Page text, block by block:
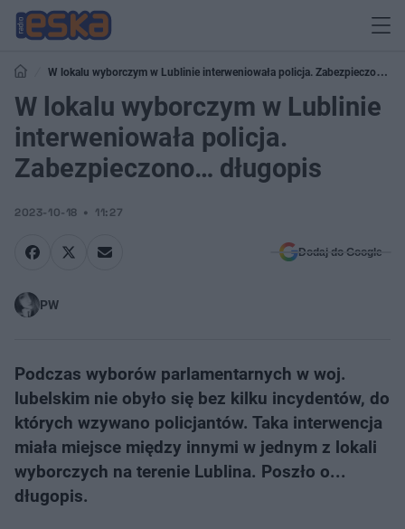
W lokalu wyborczym w Lublinie interweniowała policja. Zabezpieczono…
długopis
W lokalu wyborczym w Lublinie
interweniowała policja.
Zabezpieczono… długopis
2023-10-18 11:27
Dodaj do Google
PW
Podczas wyborów parlamentarnych w woj.
lubelskim nie obyło się bez kilku incydentów, do
których wzywano policjantów. Taka interwencja
miała miejsce między innymi w jednym z lokali
wyborczych na terenie Lublina. Poszło o...
długopis.